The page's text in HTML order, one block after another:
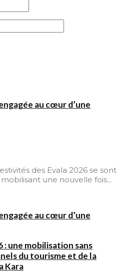
au cœur d’une
des Evala 2026 se sont
une nouvelle fois...
au cœur d’une
: une mobilisation sans
du tourisme et de la
Kara